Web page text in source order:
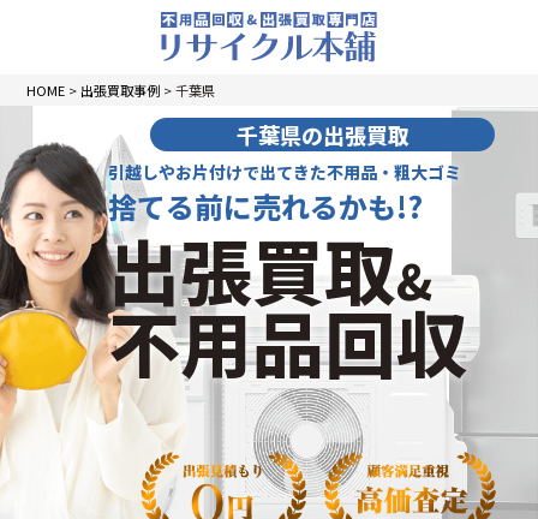
HOME > 出張買取事例 >千葉県
千葉県の出張買取
引越しやお片付けで出てきた不用品・粗大ゴミ
捨てる前に売れるかも!?
出張買取&
不用品回収